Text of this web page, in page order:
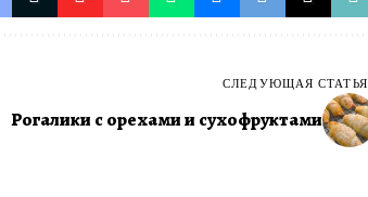
СЛЕДУЮЩАЯ СТАТЬЯ
Рогалики с орехами и сухофруктами